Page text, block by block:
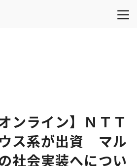
ンライン】ＮＴＴ
ス系が出資 マル
社会実装へについ